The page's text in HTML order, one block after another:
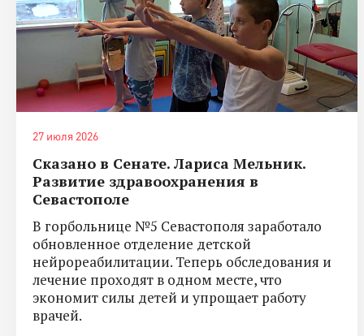
27 июля 2026
Сказано в Сенате. Лариса Мельник.
Развитие здравоохранения в
Севастополе
В горбольнице №5 Севастополя заработало
обновленное отделение детской
нейрореабилитации. Теперь обследования и
лечение проходят в одном месте, что
экономит силы детей и упрощает работу
врачей.